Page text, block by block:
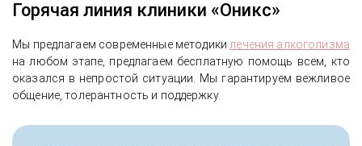
Горячая линия клиники «Оникс»
Мы предлагаем современные методики лечения алкоголизма
на любом этапе, предлагаем бесплатную помощь всем, кто
оказался в непростой ситуации. Мы гарантируем вежливое
общение, толерантность и поддержку.